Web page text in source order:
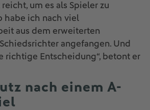
um es als Spieler zu
habe ich nach viel
aus dem erweiterten
angefangen. Und
richtige Entscheidung“, betont er
nach einem A-